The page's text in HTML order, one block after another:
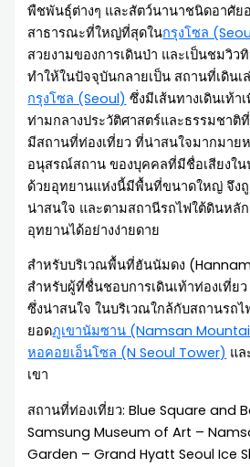
พืชพันธุ์ต่างๆ และสัตว์นานาชนิดอาศัย
สาธารณะที่ใหญ่ที่สุดในกรุงโซล
สวยงามของการเดินป่า และเป็นชมวิว
ทำให้ในปัจจุบันกลายเป็น สถานที่เดิน
กรุงโซล (Seoul) ซึ่งมีเส้นทางเดินเท้
ท่ามกลางประวัติศาสตร์และธรรมชาติ
มีสถานที่ท่องเที่ยว ที่น่าสนใจมากมาย
อนุสรณ์สถาน ของบุคคลที่มีชื่อเสียงใน
ด้วยอุทยานแห่งนี้มีพื้นที่ขนาดใหญ่ จึง
น่าสนใจ และตามสถานีรถไฟใต้ดินหลั
อุทยานได้อย่างง่ายดาย
สำหรับบริเวณพื้นที่ฮันนัมดง
สำหรับผู้ที่ชื่นชอบการเดินเท้าท่องเที่ย
ซึ่งน่าสนใจ ในบริเวณใกล้กับสถานรถ
ยอดภูเขานัมซาน (Namsan
หอคอยเอ็นโซล (N Seoul Tower) แ
เขา
สถานที่ท่องเที่ยว: Blue Square and
Samsung Museum of Art –
Garden – Grand Hyatt Seoul Ice